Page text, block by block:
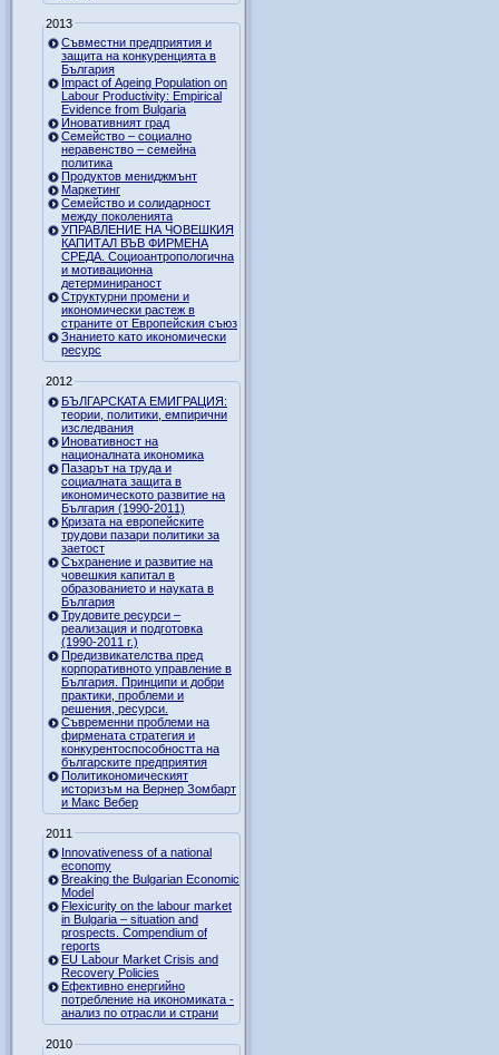
2013
Съвместни предприятия и
защита на конкуренцията в
България
Impact of Ageing Population on
Labour Productivity: Empirical
Evidence from Bulgaria
Иновативният град
Семейство – социално
неравенство – семейна
политика
Продуктов мениджмънт
Маркетинг
Семейство и солидарност
между поколенията
УПРАВЛЕНИЕ НА ЧОВЕШКИЯ
КАПИТАЛ ВЪВ ФИРМЕНА
СРЕДА. Социоантропологична
и мотивационна
детерминираност
Структурни промени и
икономически растеж в
страните от Европейския съюз
Знанието като икономически
ресурс
2012
БЪЛГАРСКАТА ЕМИГРАЦИЯ:
теории, политики, емпирични
изследвания
Иновативност на
националната икономика
Пазарът на труда и
социалната защита в
икономическото развитие на
България (1990-2011)
Кризата на европейските
трудови пазари политики за
заетост
Съхранение и развитие на
човешкия капитал в
образованието и науката в
България
Трудовите ресурси –
реализация и подготовка
(1990-2011 г.)
Предизвикателства пред
корпоративното управление в
България. Принципи и добри
практики, проблеми и
решения, ресурси.
Съвременни проблеми на
фирмената стратегия и
конкурентоспособността на
българските предприятия
Политикономическият
историзъм на Вернер Зомбарт
и Макс Вебер
2011
Innovativeness of a national
economy
Breaking the Bulgarian Economic
Model
Flexicurity on the labour market
in Bulgaria – situation and
prospects. Compendium of
reports
EU Labour Market Crisis and
Recovery Policies
Ефективно енергийно
потребление на икономиката -
анализ по отрасли и страни
2010